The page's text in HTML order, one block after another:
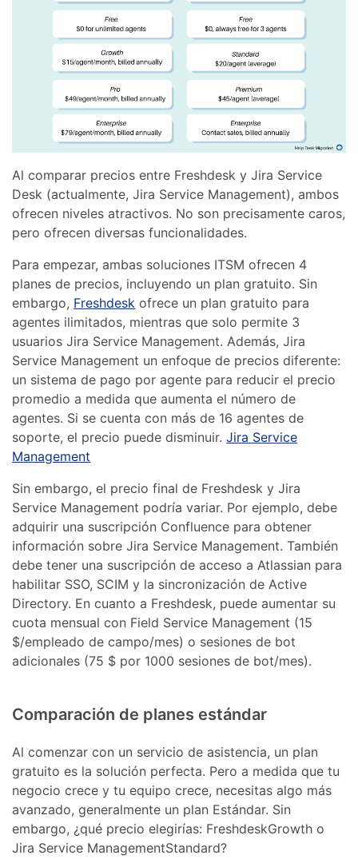
Al comparar precios entre Freshdesk y Jira Service
Desk (actualmente, Jira Service Management), ambos
ofrecen niveles atractivos. No son precisamente caros,
pero ofrecen diversas funcionalidades.
Para empezar, ambas soluciones ITSM ofrecen 4
planes de precios, incluyendo un plan gratuito. Sin
embargo, Freshdesk ofrece un plan gratuito para
agentes ilimitados, mientras que solo permite 3
usuarios Jira Service Management. Además, Jira
Service Management un enfoque de precios diferente:
un sistema de pago por agente para reducir el precio
promedio a medida que aumenta el número de
agentes. Si se cuenta con más de 16 agentes de
soporte, el precio puede disminuir.Jira Service
Management
Sin embargo, el precio final de Freshdesk y Jira
Service Management podría variar. Por ejemplo, debe
adquirir una suscripción Confluence para obtener
información sobre Jira Service Management. También
debe tener una suscripción de acceso a Atlassian para
habilitar SSO, SCIM y la sincronización de Active
Directory. En cuanto a Freshdesk, puede aumentar su
cuota mensual con Field Service Management (15
$/empleado de campo/mes) o sesiones de bot
adicionales (75 $ por 1000 sesiones de bot/mes).
Comparación de planes estándar
Al comenzar con un servicio de asistencia, un plan
gratuito es la solución perfecta. Pero a medida que tu
negocio crece y tu equipo crece, necesitas algo más
avanzado, generalmente un plan Estándar. Sin
embargo, ¿qué precio elegirías: FreshdeskGrowth o
Jira Service ManagementStandard?